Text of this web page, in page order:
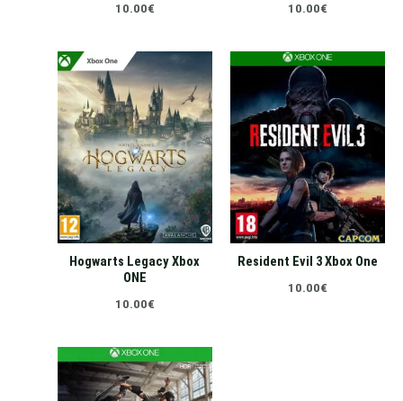
10.00€ 10.00€
Hogwarts Legacy Xbox
ONE
10.00€
Resident Evil 3 Xbox One
10.00€